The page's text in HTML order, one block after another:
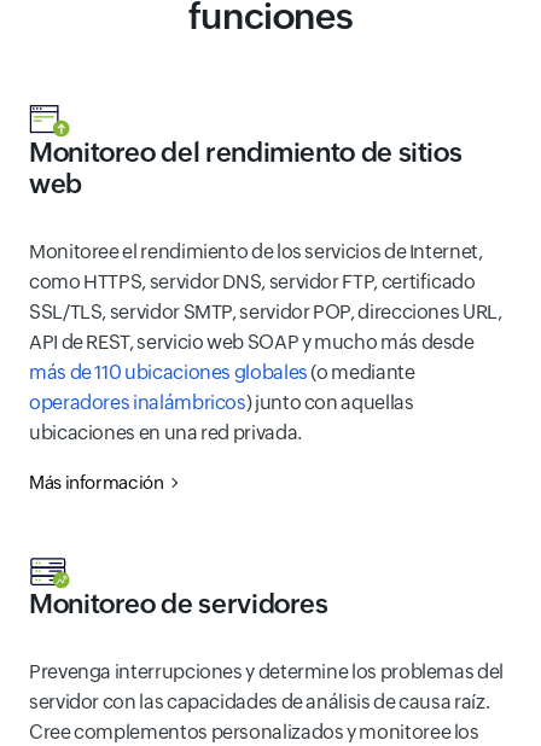
funciones
Monitoreo del rendimiento de sitios
web
Monitoree el rendimiento de los servicios de Internet,
como HTTPS, servidor DNS, servidor FTP, certificado
SSL/TLS, servidor SMTP, servidor POP, direcciones URL,
API de REST, servicio web SOAP y mucho más desde
más de 110 ubicaciones globales(o mediante
operadores inalámbricos) junto con aquellas
ubicaciones en una red privada.
Más información
Monitoreo de servidores
Prevenga interrupciones y determine los problemas del
servidor con las capacidades de análisis de causa raíz.
Cree complementos personalizados y monitoree los